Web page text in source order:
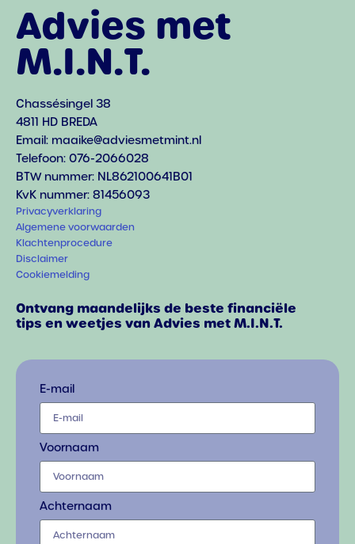
Advies met
M.I.N.T.
Chassésingel 38
4811 HD BREDA
Email: maaike@adviesmetmint.nl
Telefoon: 076-2066028
BTW nummer: NL862100641B01
KvK nummer: 81456093
Privacyverklaring
Algemene voorwaarden
Klachtenprocedure
Disclaimer
Cookiemelding
Ontvang maandelijks de beste financiële
tips en weetjes van Advies met M.I.N.T.
E-mail
Voornaam
Achternaam